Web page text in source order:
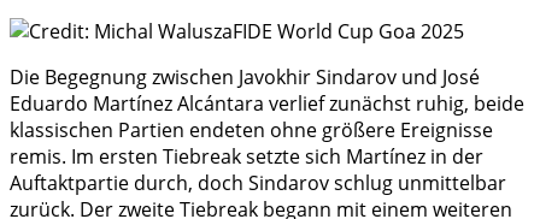
Die Begegnung zwischen Javokhir Sindarov und José
Eduardo Martínez Alcántara verlief zunächst ruhig, beide
klassischen Partien endeten ohne größere Ereignisse
remis. Im ersten Tiebreak setzte sich Martínez in der
Auftaktpartie durch, doch Sindarov schlug unmittelbar
zurück. Der zweite Tiebreak begann mit einem weiteren